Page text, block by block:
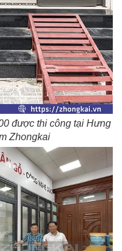
được thi công tại Hưng
Zhongkai